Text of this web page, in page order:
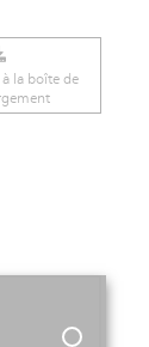
la boîte de